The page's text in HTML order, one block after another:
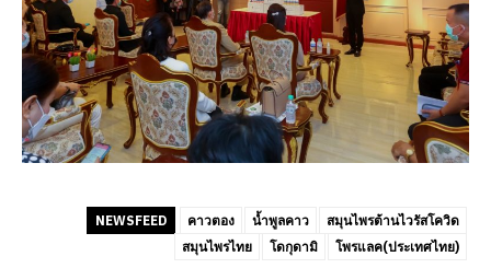
NEWSFEED คาวตอง น้ำพูลคาว
สมุนไพรต้านไวรัสโควิด
สมุนไพรไทย
โดกุดามิ โพรแลค(ประเทศไทย)